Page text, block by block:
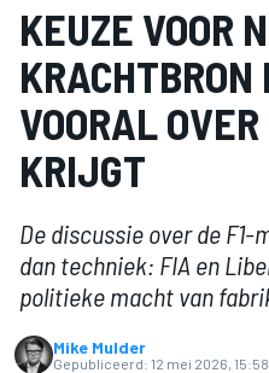
KEUZE VOOR
KRACHTBRON
VOORAL
KRIJGT
De discussie over de F1-
dan techniek: FIA en
politieke macht van
Mike Mulder
Gepubliceerd: 12 mei 2026, 15:58